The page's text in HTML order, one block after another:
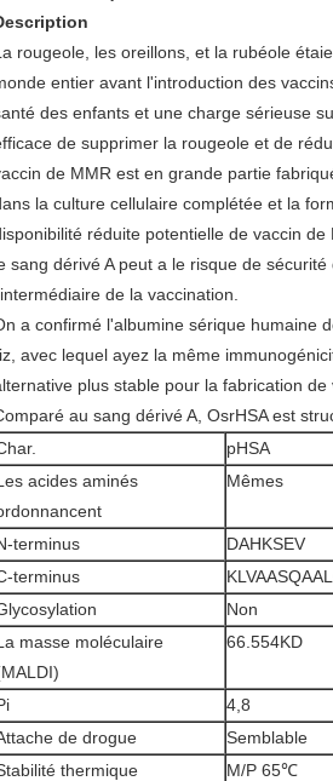
rougeole, les oreillons, et la rubéole
entier avant l'introduction des
des enfants et une charge sérieuse
de supprimer la rougeole et de
de MMR est en grande partie
la culture cellulaire complétée et la
réduite potentielle de vaccin
sang dérivé A peut a le risque de
de la vaccination.
a confirmé l'albumine sérique humaine
avec lequel ayez la même
plus stable pour la fabrication de
au sang dérivé A, OsrHSA est
pHSA
acides aminés
Mêmes
terminus DAHKSEV
terminus
Non
masse moléculaire
66.554KD
4,8
de drogue
Semblable
thermique
M/P 65℃